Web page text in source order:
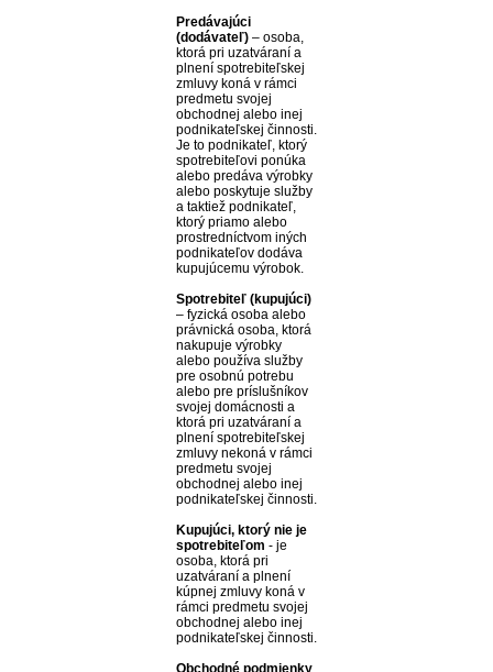
Predávajúci
(dodávateľ) – osoba,
ktorá pri uzatváraní a
plnení spotrebiteľskej
zmluvy koná v rámci
predmetu svojej
obchodnej alebo inej
podnikateľskej činnosti.
Je to podnikateľ, ktorý
spotrebiteľovi ponúka
alebo predáva výrobky
alebo poskytuje služby
a taktiež podnikateľ,
ktorý priamo alebo
prostredníctvom iných
podnikateľov dodáva
kupujúcemu výrobok.
Spotrebiteľ (kupujúci)
– fyzická osoba alebo
právnická osoba, ktorá
nakupuje výrobky
alebo používa služby
pre osobnú potrebu
alebo pre príslušníkov
svojej domácnosti a
ktorá pri uzatváraní a
plnení spotrebiteľskej
zmluvy nekoná v rámci
predmetu svojej
obchodnej alebo inej
podnikateľskej činnosti.
Kupujúci, ktorý nie je
spotrebiteľom - je
osoba, ktorá pri
uzatváraní a plnení
kúpnej zmluvy koná v
rámci predmetu svojej
obchodnej alebo inej
podnikateľskej činnosti.
Obchodné podmienky